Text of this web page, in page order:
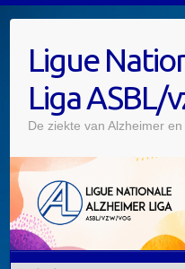
Ligue
Liga ASBL/
De ziekte van Alzheimer